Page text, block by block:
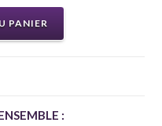
PANIER
: